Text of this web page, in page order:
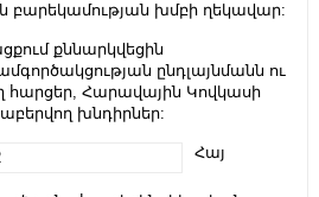
բարեկամության խմբի ղեկավար:
քննարկվեցին
ընդլայնմանն ու
հարցեր, Հարավային Կովկասի
խնդիրներ:
Հայ